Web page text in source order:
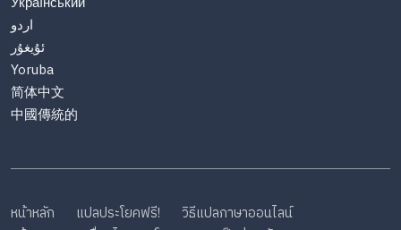
اردو
ئۇيغۇر
Yoruba
简体中文
中國傳統的
หน้าหลัก แปลประโยคฟรี!
วิธีแปลภาษาออนไลน์